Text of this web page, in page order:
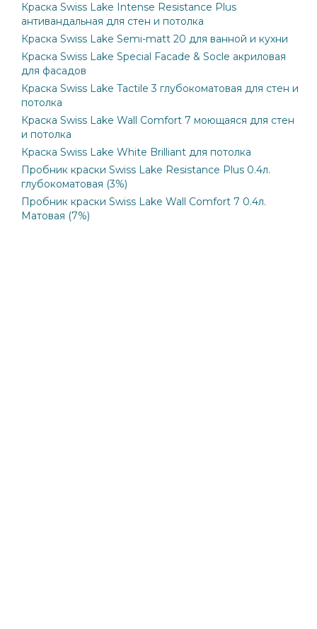
Краска Swiss Lake Intense Resistance Plus
антивандальная для стен и потолка
Краска Swiss Lake Semi-matt 20 для ванной и кухни
Краска Swiss Lake Special Facade & Socle акриловая
для фасадов
Краска Swiss Lake Tactile 3 глубокоматовая для стен и
потолка
Краска Swiss Lake Wall Comfort 7 моющаяся для стен
и потолка
Краска Swiss Lake White Brilliant для потолка
Пробник краски Swiss Lake Resistance Plus 0.4л.
глубокоматовая (3%)
Пробник краски Swiss Lake Wall Comfort 7 0.4л.
Матовая (7%)